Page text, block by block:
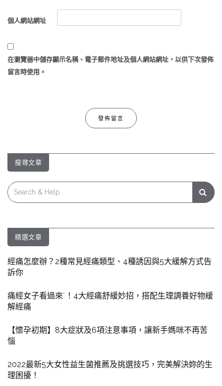
個人網站網址
在瀏覽器中儲存顯示名稱、電子郵件地址及個人網站網址，以供下次發佈
留言時使用。
搜尋文章
Search
for:
精選文章
經痛怎麼辦？2種常見經痛類型、4種誘因與5大緩解方式告
訴你
痛經女子看過來˙！4大經痛舒緩妙招，搭配生理調養好物緩
解經痛
【懷孕初期】8大症狀及6項注意事項，讓新手媽咪不再苦
惱
2022最新5大女性益生菌推薦及挑選技巧，完美解決妳的生
理困擾！